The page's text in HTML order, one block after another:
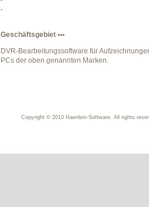
Geschäftsgebiet •••
DVR-Bearbeitungssoftware für
PCs der oben genannten Marken.
Copyright © 2010 Haenlein-Software. All rights